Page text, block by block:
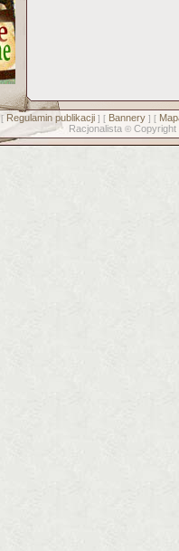
[ Regulamin publikacji] [ Bannery] [
Racjonalista © Copyright